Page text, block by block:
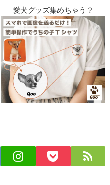
愛犬グッズ集めちゃう？